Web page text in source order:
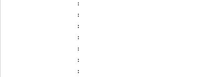
:
:
:
:
:
:
: